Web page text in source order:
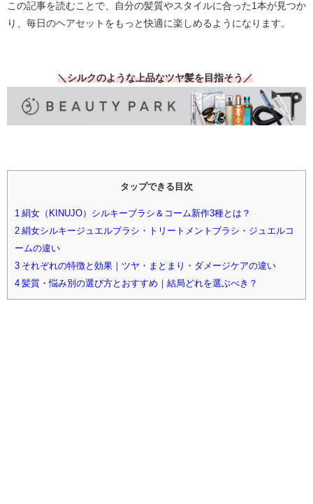
この記事を読むことで、自分の髪質やスタイルに合った1本が見つか
り、毎日のヘアセットをもっと快適に楽しめるようになります。
＼シルクのような上品なツヤ髪を目指そう／
タップできる目次
1 絹女（KINUJO）シルキーブラシ＆コーム新作3種とは？
2 絹女シルキージュエルブラシ・トリートメントブラシ・ジュエルコ
ームの違い
3 それぞれの特徴と効果｜ツヤ・まとまり・ダメージケアの違い
4 髪質・悩み別の選び方とおすすめ｜結局どれを選ぶべき？